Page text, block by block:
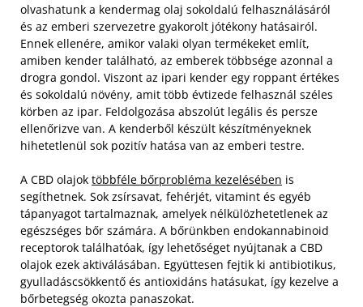
olvashatunk a kendermag olaj sokoldalú felhasználásáról
és az emberi szervezetre gyakorolt jótékony hatásairól.
Ennek ellenére, amikor valaki olyan termékeket említ,
amiben kender található, az emberek többsége azonnal a
drogra gondol. Viszont az ipari kender egy roppant értékes
és sokoldalú növény, amit több évtizede felhasznál széles
körben az ipar. Feldolgozása abszolút legális és persze
ellenőrizve van. A kenderből készült készítményeknek
hihetetlenül sok pozitív hatása van az emberi testre.
A CBD olajok többféle bőrprobléma kezelésében is
segíthetnek. Sok zsírsavat, fehérjét, vitamint és egyéb
tápanyagot tartalmaznak, amelyek nélkülözhetetlenek az
egészséges bőr számára. A bőrünkben endokannabinoid
receptorok találhatóak, így lehetőséget nyújtanak a CBD
olajok ezek aktiválásában. Együttesen fejtik ki antibiotikus,
gyulladáscsökkentő és antioxidáns hatásukat, így kezelve a
bőrbetegség okozta panaszokat.